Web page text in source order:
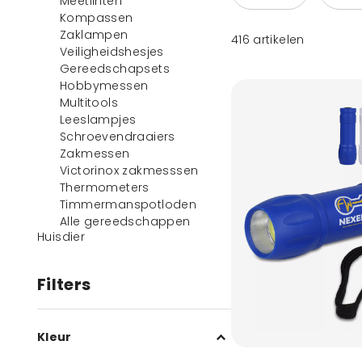
Kompassen
Zaklampen
Veiligheidshesjes
Gereedschapsets
Hobbymessen
Multitools
Leeslampjes
Schroevendraaiers
Zakmessen
Victorinox zakmesssen
Thermometers
Timmermanspotloden
Alle gereedschappen
Huisdier
Filters
Kleur
416 artikelen